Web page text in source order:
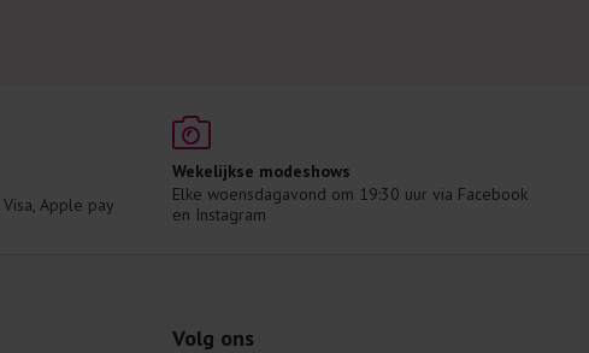
Apple pay
Wekelijkse modeshows
Elke woensdagavond om 19:30 uur via Facebook
en Instagram
Volg ons